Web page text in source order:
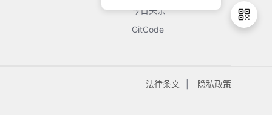
今日头条
GitCode
法律条文 隐私政策